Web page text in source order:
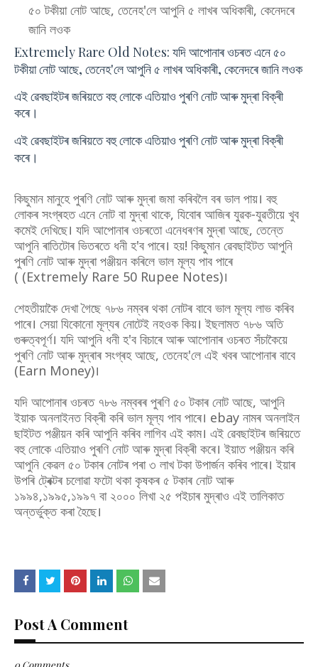
৫০ টকীয়া নোট আছে, তেনেহ'লে আপুনি ৫ লাখৰ অধিকাৰী, কেনেদৰে
জানি লওক
Extremely Rare Old Notes: যদি আপোনাৰ ওচৰত এনে ৫০
টকীয়া নোট আছে, তেনেহ'লে আপুনি ৫ লাখৰ অধিকাৰী, কেনেদৰে জানি লওক
এই ৱেবছাইটৰ জৰিয়তে বহু লোকে এতিয়াও পুৰণি নোট আৰু মুদ্ৰা বিক্ৰী
কৰে।
এই ৱেবছাইটৰ জৰিয়তে বহু লোকে এতিয়াও পুৰণি নোট আৰু মুদ্ৰা বিক্ৰী
কৰে।
কিছুমান মানুহে পুৰণি নোট আৰু মুদ্ৰা জমা কৰিবলৈ বৰ ভাল পায়। বহু
লোকৰ সংগ্ৰহত এনে নোট বা মুদ্ৰা থাকে, যিবোৰ আজিৰ যুৱক-যুৱতীয়ে খুব
কমেই দেখিছে। যদি আপোনাৰ ওচৰতো এনেধৰণৰ মুদ্ৰা আছে, তেন্তে
আপুনি ৰাতিটোৰ ভিতৰতে ধনী হ'ব পাৰে। হয়! কিছুমান ৱেবছাইটত আপুনি
পুৰণি নোট আৰু মুদ্ৰা পঞ্জীয়ন কৰিলে ভাল মূল্য পাব পাৰে
( (Extremely Rare 50 Rupee Notes)।
শেহতীয়াকৈ দেখা গৈছে ৭৮৬ নম্বৰ থকা নোটৰ বাবে ভাল মূল্য লাভ কৰিব
পাৰে। সেয়া যিকোনো মূল্যৰ নোটেই নহওক কিয়। ইছলামত ৭৮৬ অতি
গুৰুত্বপূৰ্ণ। যদি আপুনি ধনী হ'ব বিচাৰে আৰু আপোনাৰ ওচৰত সঁচাকৈয়ে
পুৰণি নোট আৰু মুদ্ৰাৰ সংগ্ৰহ আছে, তেনেহ'লে এই খবৰ আপোনাৰ বাবে
(Earn Money)।
যদি আপোনাৰ ওচৰত ৭৮৬ নম্বৰৰ পুৰণি ৫০ টকাৰ নোট আছে, আপুনি
ইয়াক অনলাইনত বিক্ৰী কৰি ভাল মূল্য পাব পাৰে। ebay নামৰ অনলাইন
ছাইটত পঞ্জীয়ন কৰি আপুনি কৰিব লাগিব এই কাম। এই ৱেবছাইটৰ জৰিয়তে
বহু লোকে এতিয়াও পুৰণি নোট আৰু মুদ্ৰা বিক্ৰী কৰে। ইয়াত পঞ্জীয়ন কৰি
আপুনি কেৱল ৫০ টকাৰ নোটৰ পৰা ৩ লাখ টকা উপাৰ্জন কৰিব পাৰে। ইয়াৰ
উপৰি ট্ৰেক্টৰ চলোৱা ফটো থকা কৃষকৰ ৫ টকাৰ নোট আৰু
১৯৯৪,১৯৯৫,১৯৯৭ বা ২০০০ লিখা ২৫ পইচাৰ মুদ্ৰাও এই তালিকাত
অন্তৰ্ভুক্ত কৰা হৈছে।
Post A Comment
0 Comments